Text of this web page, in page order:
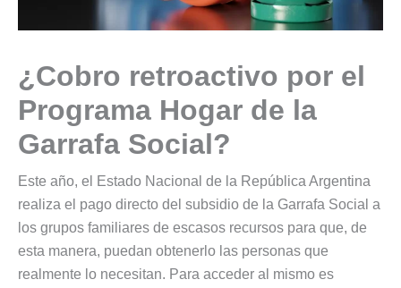
¿Cobro retroactivo por el
Programa Hogar de la
Garrafa Social?
Este año, el Estado Nacional de la República Argentina
realiza el pago directo del subsidio de la Garrafa Social a
los grupos familiares de escasos recursos para que, de
esta manera, puedan obtenerlo las personas que
realmente lo necesitan. Para acceder al mismo es